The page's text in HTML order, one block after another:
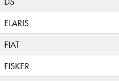
ELARIS
FIAT
FISKER